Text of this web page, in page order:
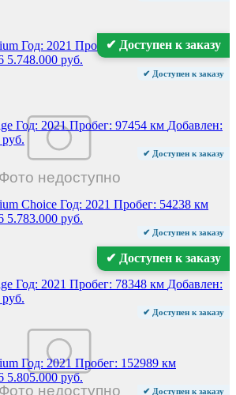
✔ Доступен к заказу
✔ Доступен к заказу
Год: 2021 Пробег:144055 км
5.748.000 руб.
✔ Доступен к заказу
Год: 2021 Пробег: 97454 км Добавлен:
✔ Доступен к заказу
Choice Год: 2021 Пробег: 54238 км
5.783.000 руб.
✔ Доступен к заказу
Год: 2021 Пробег: 78348 км Добавлен:
✔ Доступен к заказу
Год: 2021 Пробег: 152989 км
5.805.000 руб.
✔ Доступен к заказу